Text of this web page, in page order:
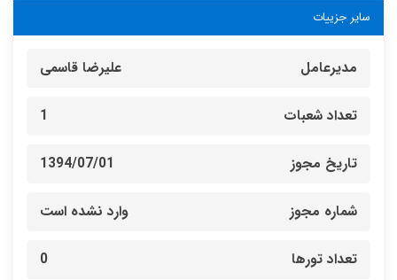
سایر جزییات
مدیرعامل علیرضا قاسمی
تعداد شعبات 1
تاریخ مجوز 1394/07/01
شماره مجوز وارد نشده است
تعداد تورها 0